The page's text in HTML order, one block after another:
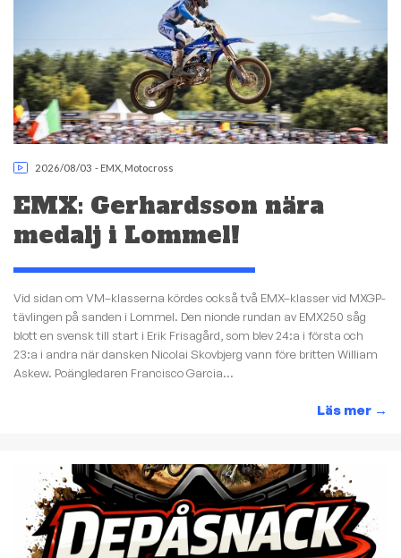
2026/08/03 - EMX Motocross
EMX: Gerhardsson nära
medalj i Lommel!
Vid sidan om VM–klasserna kördes också två EMX–klasser vid MXGP-
tävlingen på sanden i Lommel. Den nionde rundan av EMX250 såg
blott en svensk till start i Erik Frisagård, som blev 24:a i första och
23:a i andra när dansken Nicolai Skovbjerg vann före britten William
Askew. Poängledaren Francisco Garcia...
Läs mer →